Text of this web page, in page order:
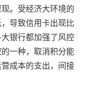
。受经济大环境的
导致信用卡出现比
银行都加强了风控
一种，取消积分能
成本的支出，间接